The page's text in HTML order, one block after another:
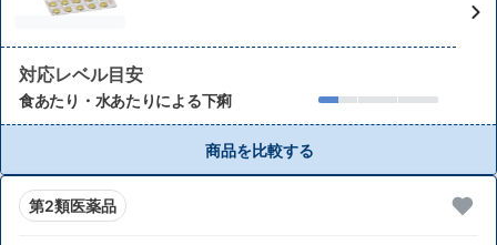
対応レベル目安
食あたり・水あたりによる下痢
商品を比較する
第2類医薬品